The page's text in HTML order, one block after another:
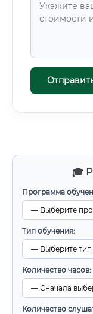
🎓
Программа
Тип обучения:
Количество часов:
Количество